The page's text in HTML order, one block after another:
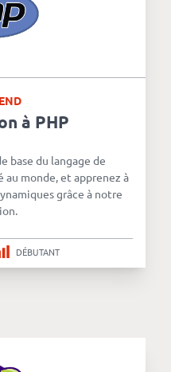
à PHP
base du langage de
monde, et apprenez à
grâce à notre
DÉBUTANT